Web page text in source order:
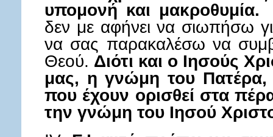
υπομονή και μακροθυμία.
δεν με αφήνει να σιωπήσω
να σας παρακαλέσω να
Θεού. Διότι και ο Ιησούς
μας, η γνώμη του Πατέρα,
που έχουν ορισθεί στα
την γνώμη του Ιησού